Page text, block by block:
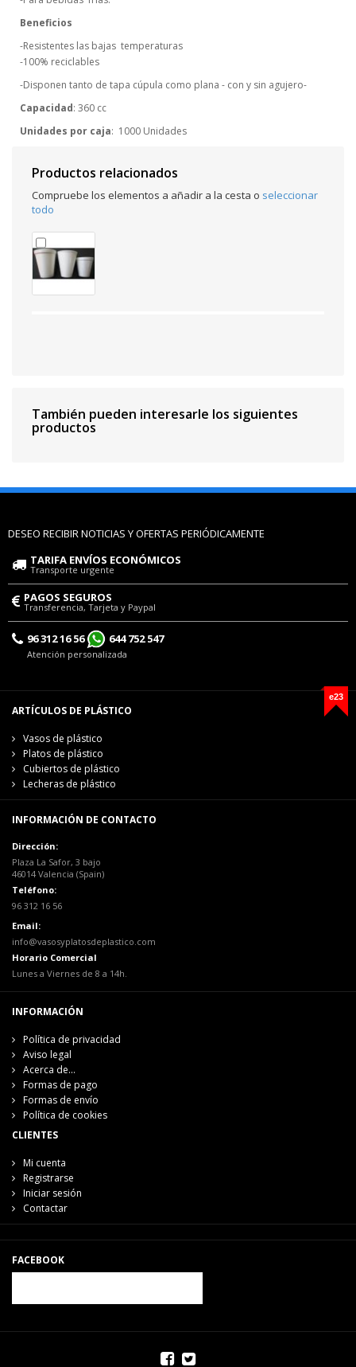
Beneficios
-Resistentes las bajas temperaturas
-100% reciclables
-Disponen tanto de tapa cúpula como plana - con y sin agujero-
Capacidad: 360 cc
Unidades por caja: 1000 Unidades
Productos relacionados
Compruebe los elementos a añadir a la cesta o seleccionar
todo
También pueden interesarle los siguientes
productos
DESEO RECIBIR NOTICIAS Y OFERTAS PERIÓDICAMENTE
TARIFA ENVÍOS ECONÓMICOS
Transporte urgente
PAGOS SEGUROS
Transferencia, Tarjeta y Paypal
96 312 16 56 644 752 547
Atención personalizada
e23
ARTÍCULOS DE PLÁSTICO
Vasos de plástico
Platos de plástico
Cubiertos de plástico
Lecheras de plástico
INFORMACIÓN DE CONTACTO
Dirección:
Plaza La Safor, 3 bajo
46014 Valencia (Spain)
Teléfono:
96 312 16 56
Email:
info@vasosyplatosdeplastico.com
Horario Comercial
Lunes a Viernes de 8 a 14h.
INFORMACIÓN
Política de privacidad
Aviso legal
Acerca de...
Formas de pago
Formas de envío
Política de cookies
CLIENTES
Mi cuenta
Registrarse
Iniciar sesión
Contactar
FACEBOOK